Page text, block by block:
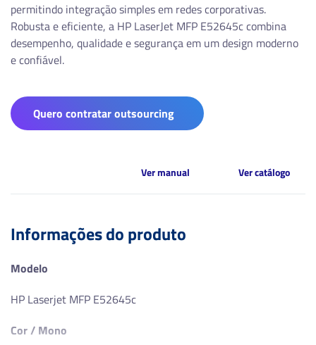
permitindo integração simples em redes corporativas.
Robusta e eficiente, a HP LaserJet MFP E52645c combina
desempenho, qualidade e segurança em um design moderno
e confiável.
Quero contratar outsourcing
Ver manual Ver catálogo
Informações do produto
Modelo
HP Laserjet MFP E52645c
Cor / Mono